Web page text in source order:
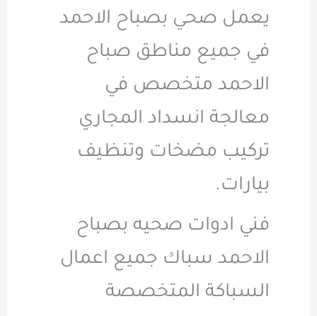
يعمل صحي بصباح الاحمد
في جميع مناطق صباح
الاحمد متخصص في
معالجة انسداد المجاري
تركيب مضخات وتنظيف
بيارات.
فني ادوات صحيه بصباح
الاحمد سباك جميع اعمال
السباكة المتخصصة